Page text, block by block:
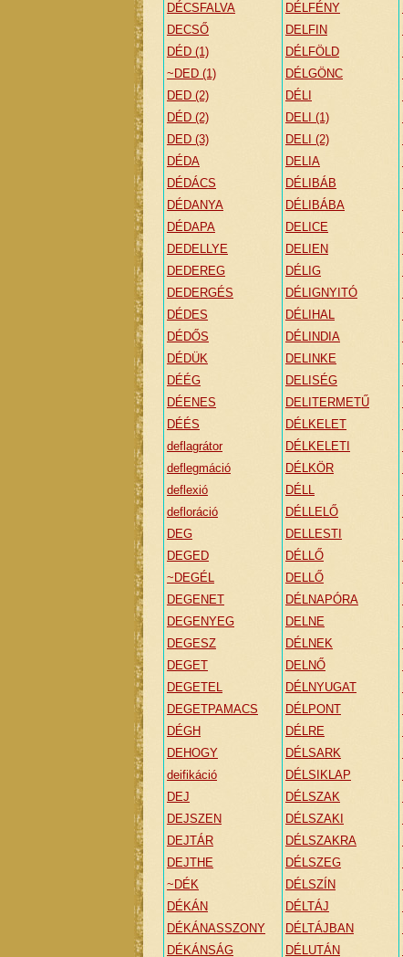
DÉCSFALVA
DECSŐ
DÉD (1)
~DED (1)
DED (2)
DÉD (2)
DED (3)
DÉDA
DÉDÁCS
DÉDANYA
DÉDAPA
DEDELLYE
DEDEREG
DEDERGÉS
DÉDES
DÉDŐS
DÉDÜK
DÉÉG
DÉENES
DÉÉS
deflagrátor
deflegmáció
deflexió
defloráció
DEG
DEGED
~DEGÉL
DEGENET
DEGENYEG
DEGESZ
DEGET
DEGETEL
DEGETPAMACS
DÉGH
DEHOGY
deifikáció
DEJ
DEJSZEN
DEJTÁR
DEJTHE
~DÉK
DÉKÁN
DÉKÁNASSZONY
DÉKÁNSÁG
DÉLFÉNY
DELFIN
DÉLFÖLD
DÉLGÖNC
DÉLI
DELI (1)
DELI (2)
DELIA
DÉLIBÁB
DÉLIBÁBA
DELICE
DELIEN
DÉLIG
DÉLIGNYITÓ
DÉLIHAL
DÉLINDIA
DELINKE
DELISÉG
DELITERMETŰ
DÉLKELET
DÉLKELETI
DÉLKÖR
DÉLL
DÉLLELŐ
DELLESTI
DÉLLŐ
DELLŐ
DÉLNAPÓRA
DELNE
DÉLNEK
DELNŐ
DÉLNYUGAT
DÉLPONT
DÉLRE
DÉLSARK
DÉLSIKLAP
DÉLSZAK
DÉLSZAKI
DÉLSZAKRA
DÉLSZEG
DÉLSZÍN
DÉLTÁJ
DÉLTÁJBAN
DÉLUTÁN